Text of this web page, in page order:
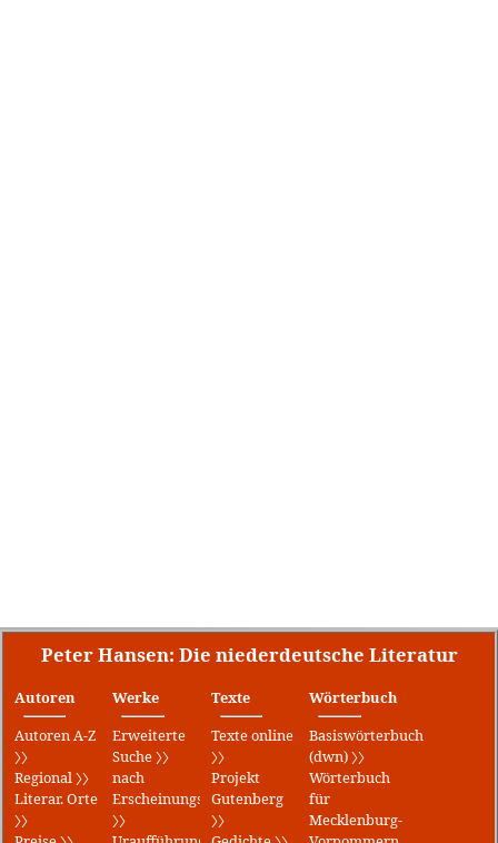
Peter Hansen: Die niederdeutsche Literatur
Autoren
Autoren A-Z
〉〉
Regional 〉〉
Literar. Orte
〉〉
Werke
Erweiterte
Suche 〉〉
nach
Erscheinungsjahr
〉〉
Texte
Texte online
〉〉
Projekt
Gutenberg
〉〉
Wörterbuch
Basiswörterbuch
(dwn) 〉〉
Wörterbuch
für
Mecklenburg-